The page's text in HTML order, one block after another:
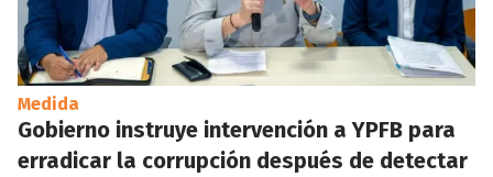
Medida
Gobierno instruye intervención a YPFB para
erradicar la corrupción después de detectar